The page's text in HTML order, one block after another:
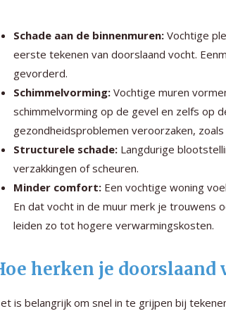
Schade aan de binnenmuren: Vochtige
eerste tekenen van doorslaand vocht.
gevorderd.
Schimmelvorming: Vochtige muren
schimmelvorming op de gevel en zelfs op
gezondheidsproblemen veroorzaken,
Structurele schade: Langdurige
verzakkingen of scheuren.
Minder comfort: Een vochtige woning
En dat vocht in de muur merk je trouwens
leiden zo tot hogere verwarmingskosten.
herken je doorslaand
is belangrijk om snel in te grijpen bij